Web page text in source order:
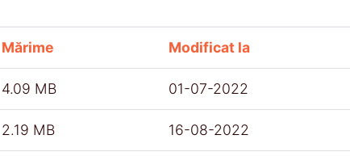
Mărime Modificat la
4.09 MB 01-07-2022
2.19 MB 16-08-2022